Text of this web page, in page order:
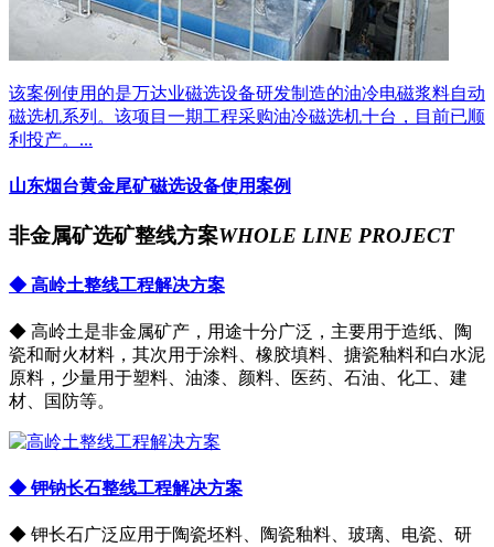
该案例使用的是万达业磁选设备研发制造的油冷电磁浆料自动
磁选机系列。该项目一期工程采购油冷磁选机十台，目前已顺
利投产。...
山东烟台黄金尾矿磁选设备使用案例
非金属矿选矿整线方案WHOLE LINE PROJECT
◆ 高岭土整线工程解决方案
◆ 高岭土是非金属矿产，用途十分广泛，主要用于造纸、陶
瓷和耐火材料，其次用于涂料、橡胶填料、搪瓷釉料和白水泥
原料，少量用于塑料、油漆、颜料、医药、石油、化工、建
材、国防等。
◆ 钾钠长石整线工程解决方案
◆ 钾长石广泛应用于陶瓷坯料、陶瓷釉料、玻璃、电瓷、研